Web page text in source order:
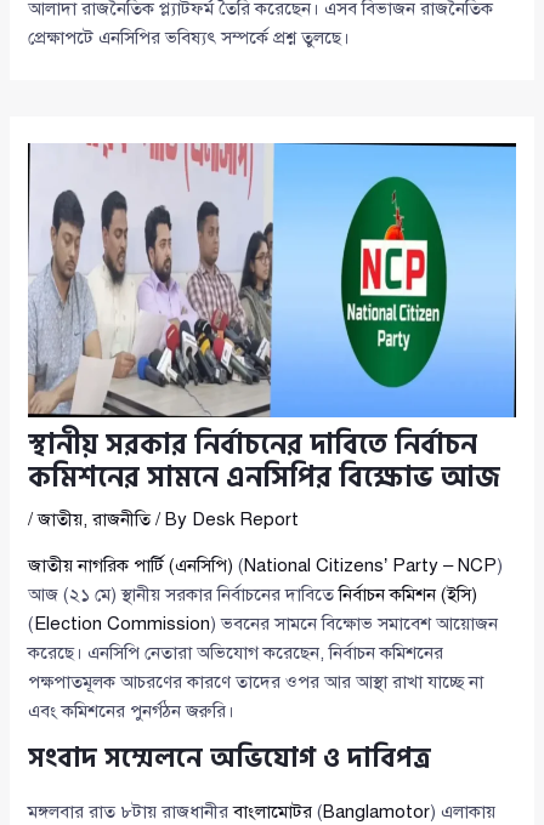
আলাদা রাজনৈতিক প্ল্যাটফর্ম তৈরি করেছেন। এসব বিভাজন রাজনৈতিক
প্রেক্ষাপটে এনসিপির ভবিষ্যৎ সম্পর্কে প্রশ্ন তুলছে।
স্থানীয় সরকার নির্বাচনের দাবিতে নির্বাচন
কমিশনের সামনে এনসিপির বিক্ষোভ আজ
/জাতীয়,রাজনীতি/ By Desk Report
জাতীয় নাগরিক পার্টি (এনসিপি) (National Citizens’ Party – NCP)
আজ (২১ মে) স্থানীয় সরকার নির্বাচনের দাবিতেনির্বাচন কমিশন (ইসি)
( Election Commission) ভবনের সামনে বিক্ষোভ সমাবেশ আয়োজন
করেছে। এনসিপি নেতারা অভিযোগ করেছেন, নির্বাচন কমিশনের
পক্ষপাতমূলক আচরণের কারণে তাদের ওপর আর আস্থা রাখা যাচ্ছে না
এবং কমিশনের পুনর্গঠন জরুরি।
সংবাদ সম্মেলনে অভিযোগ ও দাবিপত্র
মঙ্গলবার রাত ৮টায় রাজধানীরবাংলামোটর (Banglamotor) এলাকায়